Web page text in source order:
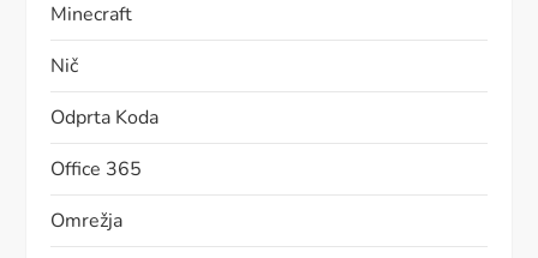
Minecraft
Nič
Odprta Koda
Office 365
Omrežja